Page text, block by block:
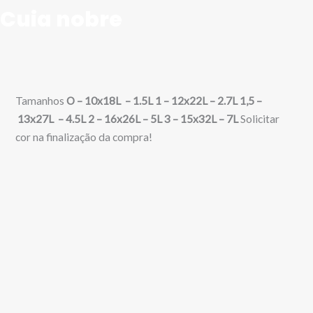
TamanhosO – 10x18L – 1.5L 1 – 12x22L – 2.7L 1,5 –
13x27L – 4.5L 2 – 16x26L – 5L3 – 15x32L – 7LSolicitar
cor na finalização da compra!